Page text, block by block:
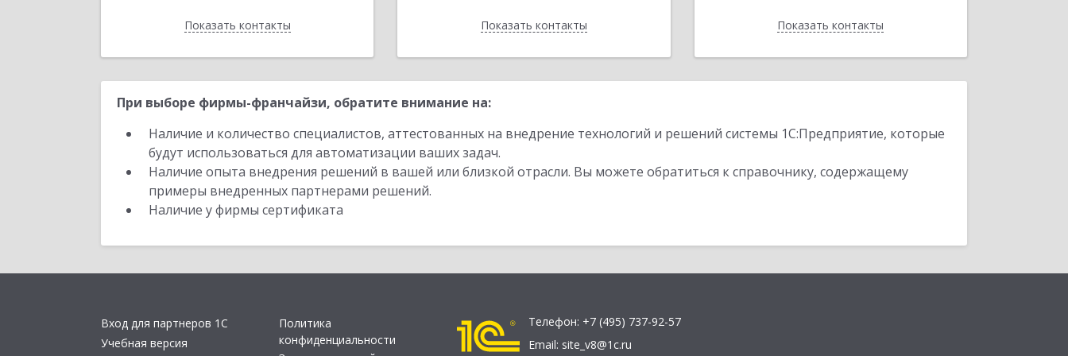
Показать контакты
Назад Показать контакты
Назад Показать контакты
Назад
При выборе фирмы-франчайзи, обратите внимание на:
Наличие и количество специалистов, аттестованных на внедрение технологий и решений системы 1С:Предприятие, которые
будут использоваться для автоматизации ваших задач.
Наличие опыта внедрения решений в вашей или близкой отрасли. Вы можете обратиться к справочнику, содержащему
примеры внедренных партнерами решений.
Наличие у фирмы сертификата
Вход для партнеров 1С
Учебная версия
Политика
конфиденциальности
Телефон: +7 (495) 737-92-57
Email: site_v8@1c.ru